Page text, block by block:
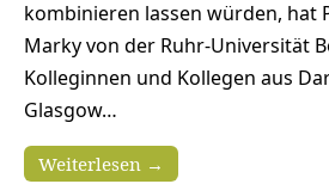
kombinieren lassen würden, hat
Marky von der Ruhr-Universität
Kolleginnen und Kollegen aus
Glasgow…
Weiterlesen →